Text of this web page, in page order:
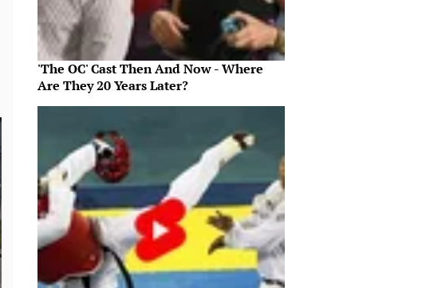
'The OC' Cast Then And Now - Where
Are They 20 Years Later?